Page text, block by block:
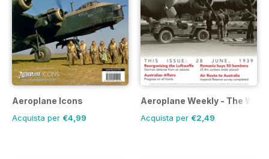
Aeroplane Icons
Acquista per €4,99
Aeroplane Weekly - The War
Acquista per €2,49